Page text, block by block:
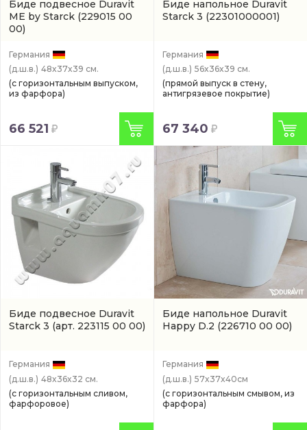
Биде подвесное Duravit
ME by Starck (229015 00
00)
Германия
(д.ш.в.) 48x37x39 см.
(с горизонтальным выпуском,
из фарфора)
66 521
Биде напольное Duravit
Starck 3 (22301000001)
Германия
(д.ш.в.) 56x36x39 см.
(прямой выпуск в стену,
антигрязевое покрытие)
67 340
Биде подвесное Duravit
Starck 3 (арт. 223115 00 00)
Германия
(д.ш.в.) 48x36x32 см.
(с горизонтальным сливом,
фарфоровое)
Биде напольное Duravit
Happy D.2 (226710 00 00)
Германия
(д.ш.в.) 57x37x40см
(с горизонтальным смывом, из
фарфора)